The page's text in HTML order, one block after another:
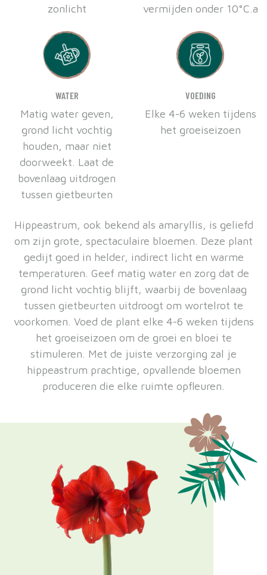
zonlicht
vermijden onder 10°C.a
WATER
Matig water geven,
grond licht vochtig
houden, maar niet
doorweekt. Laat de
bovenlaag uitdrogen
tussen gietbeurten
VOEDING
Elke 4-6 weken tijdens
het groeiseizoen
Hippeastrum, ook bekend als amaryllis, is geliefd
om zijn grote, spectaculaire bloemen. Deze plant
gedijt goed in helder, indirect licht en warme
temperaturen. Geef matig water en zorg dat de
grond licht vochtig blijft, waarbij de bovenlaag
tussen gietbeurten uitdroogt om wortelrot te
voorkomen. Voed de plant elke 4-6 weken tijdens
het groeiseizoen om de groei en bloei te
stimuleren. Met de juiste verzorging zal je
hippeastrum prachtige, opvallende bloemen
produceren die elke ruimte opfleuren.